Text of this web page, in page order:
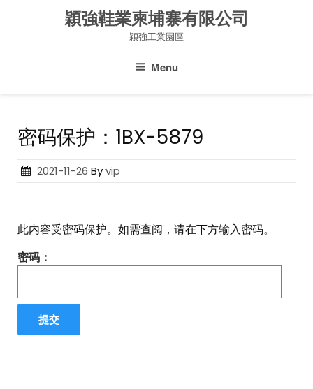
穎強鞋業柬埔寨有限公司
穎強工業園區
Menu
密码保护：1BX-5879
Posted
2021-11-26 Byvip
此内容受密码保护。如需查阅，请在下方输入密码。
密码：